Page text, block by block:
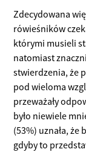
Zdecydowana
rówieśników
którymi musieli
natomiast
stwierdzenia, że
pod wieloma
przeważały
było niewiele
(53%) uznała, że
gdyby to